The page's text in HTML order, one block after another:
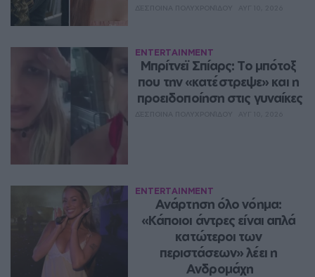
ENTERTAINMENT
Μπρίτνεϊ Σπίαρς: Το μπότοξ
που την «κατέστρεψε» και η
προειδοποίηση στις γυναίκες
ENTERTAINMENT
Ανάρτηση όλο νόημα:
«Κάποιοι άντρες είναι απλά
κατώτεροι των
περιστάσεων» λέει η
Ανδρομάχη